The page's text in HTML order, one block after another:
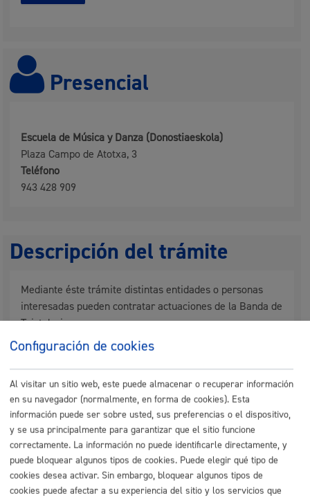
Presencial
Escuela de Música y Danza (Donostiaeskola)
Plaza Campo de Atotxa, 3
Teléfono
943 428 909
Descripción del trámite
Mediante éste trámite distintas entidades o personas
interesadas pueden contratar actuaciones de la Banda de
Txistularis
Quién lo puede solicitar
Entidades públicas o privadas que desarrollen
actividades culturales, sociales o deportivas
Ciudadanía en general
Cuándo lo pueden solicitar
Configuración de cookies
Al visitar un sitio web, este puede almacenar o recuperar información
en su navegador (normalmente, en forma de cookies). Esta
información puede ser sobre usted, sus preferencias o el dispositivo,
y se usa principalmente para garantizar que el sitio funcione
correctamente. La información no puede identificarle directamente, y
puede bloquear algunos tipos de cookies. Puede elegir qué tipo de
cookies desea activar. Sin embargo, bloquear algunos tipos de
cookies puede afectar a su experiencia del sitio y los servicios que